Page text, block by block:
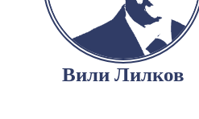
Вили Лилков